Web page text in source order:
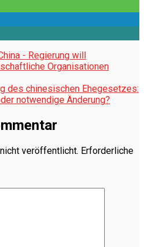
- Regierung will
Organisationen
des chinesischen Ehegesetzes:
notwendige Änderung?
veröffentlicht. Erforderliche